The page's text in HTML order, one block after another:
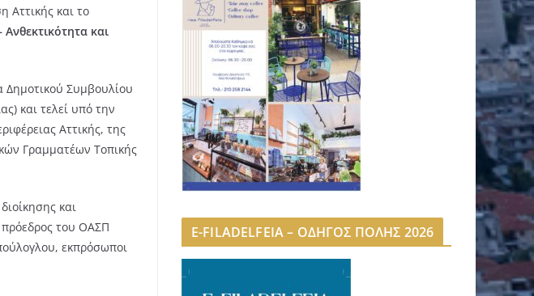
Αττικής και το
και
Δημοτικού Συμβουλίου
και τελεί υπό την
Αττικής, της
Γραμματέων Τοπικής
και
του ΟΑΣΠ
εκπρόσωποι
E-FILADELFEIA – ΟΔΗΓΟΣ ΠΟΛΗΣ 2026